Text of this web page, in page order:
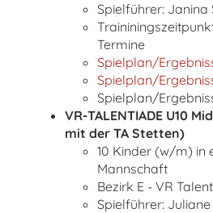
Spielführer: Janina
Termine
Spielplan/
Spielplan/
Spielplan/
VR-TALENTIADE U10
mit der TA Stetten)
10 Kinder (w/m) in
Mannschaft
Bezirk E - VR
Spielführer: